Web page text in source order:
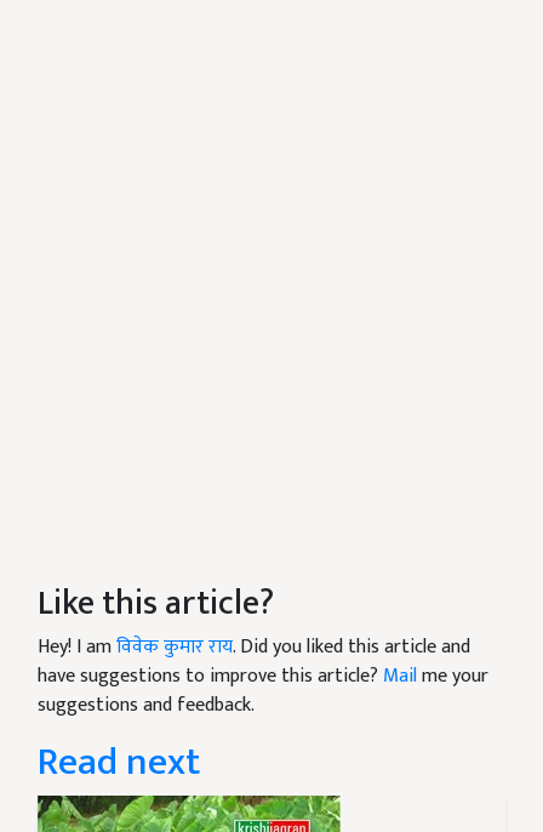
Like this article?
Hey! I amविवेक कुमार राय. Did you liked this article and
have suggestions to improve this article? Mailme your
suggestions and feedback.
Read next